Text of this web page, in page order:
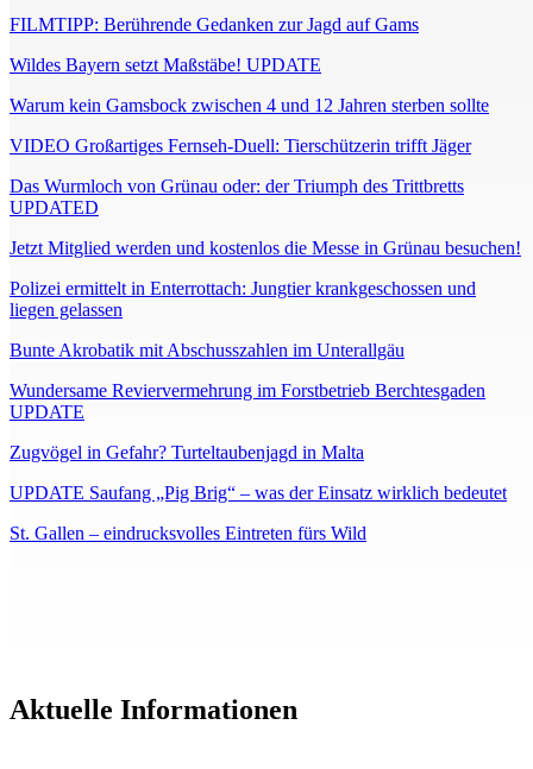
FILMTIPP: Berührende Gedanken zur Jagd auf Gams
Wildes Bayern setzt Maßstäbe! UPDATE
Warum kein Gamsbock zwischen 4 und 12 Jahren sterben sollte
VIDEO Großartiges Fernseh-Duell: Tierschützerin trifft Jäger
Das Wurmloch von Grünau oder: der Triumph des Trittbretts
UPDATED
Jetzt Mitglied werden und kostenlos die Messe in Grünau besuchen!
Polizei ermittelt in Enterrottach: Jungtier krankgeschossen und
liegen gelassen
Bunte Akrobatik mit Abschusszahlen im Unterallgäu
Wundersame Reviervermehrung im Forstbetrieb Berchtesgaden
UPDATE
Zugvögel in Gefahr? Turteltaubenjagd in Malta
UPDATE Saufang „Pig Brig“ – was der Einsatz wirklich bedeutet
St. Gallen – eindrucksvolles Eintreten fürs Wild
Aktuelle Informationen